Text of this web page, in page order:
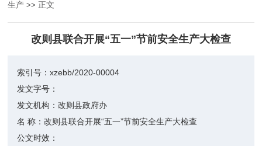
生产 >> 正文
改则县联合开展“五一”节前安全生产大检查
索引号：xzebb/2020-00004
发文字号：
发文机构：改则县政府办
名 称：改则县联合开展“五一”节前安全生产大检查
公文时效：